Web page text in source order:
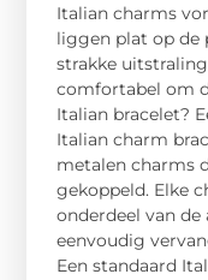
Italian charms
liggen plat op de
strakke
comfortabel om
Italian bracelet?
Italian charm
metalen charms
gekoppeld. Elke
onderdeel van
eenvoudig
Een standaard